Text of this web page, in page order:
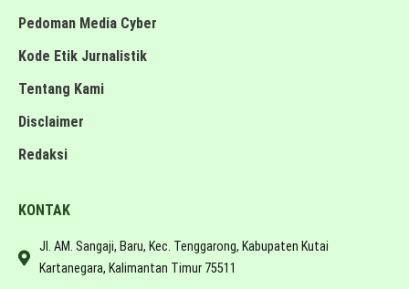
Pedoman Media Cyber
Kode Etik Jurnalistik
Tentang Kami
Disclaimer
Redaksi
KONTAK
Jl. AM. Sangaji, Baru, Kec. Tenggarong, Kabupaten Kutai
Kartanegara, Kalimantan Timur 75511